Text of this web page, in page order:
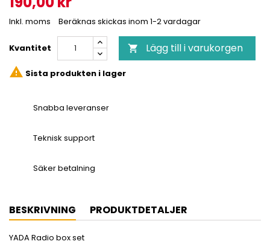
Inkl. moms Beräknas skickas inom 1-2 vardagar
Kvantitet  Lägg till i varukorgen
 Sista produkten i lager
Snabba leveranser
Teknisk support
Säker betalning
BESKRIVNING PRODUKTDETALJER
YADA Radio box set